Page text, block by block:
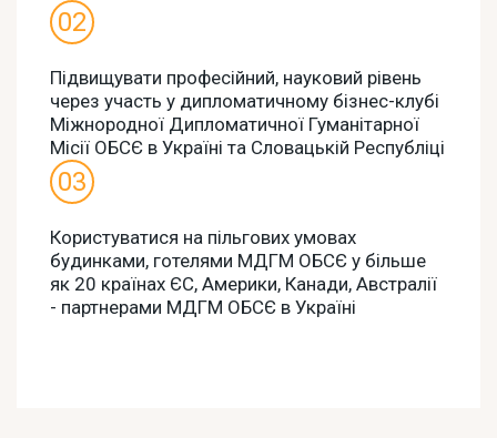
Підвищувати професійний, науковий рівень
через участь у дипломатичному бізнес-клубі
Міжнородної Дипломатичної Гуманітарної
Місії ОБСЄ в Україні та Словацькій Республіці
Користуватися на пільгових умовах
будинками, готелями МДГМ ОБСЄ у більше
як 20 країнах ЄС, Америки, Канади, Австралії
- партнерами МДГМ ОБСЄ в Україні